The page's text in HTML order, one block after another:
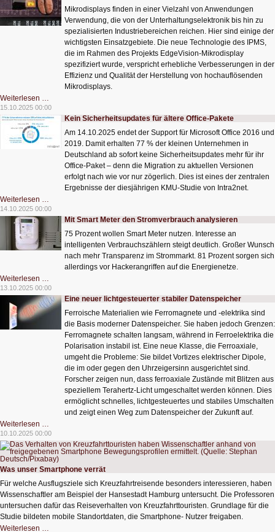
Mikrodisplays finden in einer Vielzahl von Anwendungen
Verwendung, die von der Unterhaltungselektronik bis hin zu
spezialisierten Industriebereichen reichen. Hier sind einige der
wichtigsten Einsatzgebiete. Die neue Technologie des IPMS,
die im Rahmen des Projekts EdgeVision-Mikrodisplay
spezifiziert wurde, verspricht erhebliche Verbesserungen in der
Effizienz und Qualität der Herstellung von hochauflösenden
Mikrodisplays.
Weiterlesen …
für
Mikrodisplays
der
Generation
15.10.2025 00:00
Kein Sicherheitsupdates für ältere Office-Pakete
Am 14.10.2025 endet der Support für Microsoft Office 2016 und
2019. Damit erhalten 77 % der kleinen Unternehmen in
Deutschland ab sofort keine Sicherheitsupdates mehr für ihr
Office-Paket – denn die Migration zu aktuellen Versionen
erfolgt nach wie vor nur zögerlich. Dies ist eines der zentralen
Ergebnisse der diesjährigen KMU-Studie von Intra2net.
Weiterlesen …
Sicherheitsupdates
für
ältere
Office-
Pakete
14.10.2025 00:00
Mit Smart Meter den Stromverbrauch analysieren
75 Prozent wollen Smart Meter nutzen. Interesse an
intelligenten Verbrauchszählern steigt deutlich. Großer Wunsch
nach mehr Transparenz im Strommarkt. 81 Prozent sorgen sich
allerdings vor Hackerangriffen auf die Energienetze.
Weiterlesen …
Smart
Meter
den
Stromverbrauch
analysieren
13.10.2025 00:00
Eine neuer lichtgesteuerter stabiler Datenspeicher
Ferroische Materialien wie Ferromagnete und -elektrika sind
die Basis moderner Datenspeicher. Sie haben jedoch Grenzen:
Ferromagnete schalten langsam, während in Ferroelektrika die
Polarisation instabil ist. Eine neue Klasse, die Ferroaxiale,
umgeht die Probleme: Sie bildet Vortizes elektrischer Dipole,
die im oder gegen den Uhrzeigersinn ausgerichtet sind.
Forscher zeigen nun, dass ferroaxiale Zustände mit Blitzen aus
speziellem Terahertz-Licht umgeschaltet werden können. Dies
ermöglicht schnelles, lichtgesteuertes und stabiles Umschalten
und zeigt einen Weg zum Datenspeicher der Zukunft auf.
Weiterlesen …
neuer
lichtgesteuerter
stabiler
Datenspeicher
10.10.2025 00:00
Was unser Smartphone verrät
Für welche Ausflugsziele sich Kreuzfahrtreisende besonders interessieren, haben
Wissenschaftler am Beispiel der Hansestadt Hamburg untersucht. Die Professoren
untersuchen dafür das Reiseverhalten von Kreuzfahrttouristen. Grundlage für die
Studie bildeten mobile Standortdaten, die Smartphone- Nutzer freigaben.
Weiterlesen …